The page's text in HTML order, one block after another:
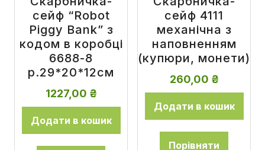
сейф “Robot
Piggy Bank” з
кодом в коробці
6688-8
р.29*20*12см
1227,00 ₴
Додати в кошик
сейф 4111
механічна з
наповненням
(купюри, монети)
260,00 ₴
Додати в кошик
Порівняти